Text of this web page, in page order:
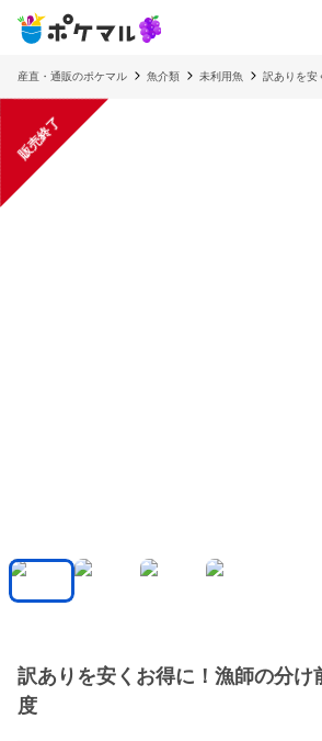
産直・通販のポケマル 魚介類 未利用魚 訳ありを安
販売終了
訳ありを安くお得に！漁師の分け
度